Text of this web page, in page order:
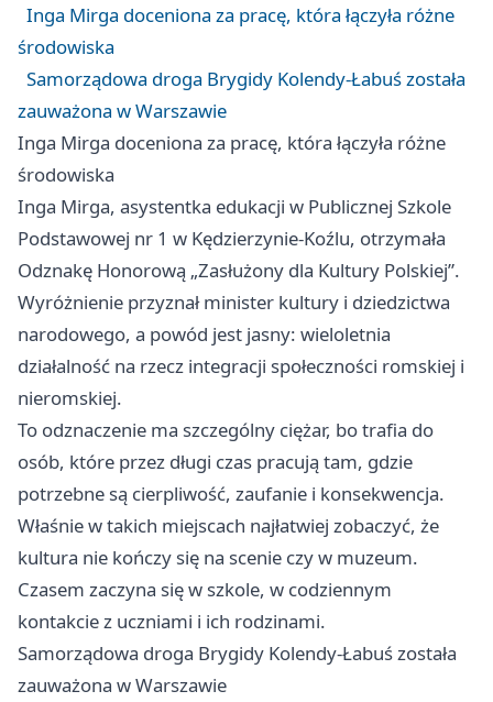
Inga Mirga doceniona za pracę, która łączyła różne
środowiska
Samorządowa droga Brygidy Kolendy-Łabuś została
zauważona w Warszawie
Inga Mirga doceniona za pracę, która łączyła różne
środowiska
Inga Mirga, asystentka edukacji w Publicznej Szkole
Podstawowej nr 1 w Kędzierzynie-Koźlu, otrzymała
Odznakę Honorową „Zasłużony dla Kultury Polskiej”.
Wyróżnienie przyznał minister kultury i dziedzictwa
narodowego, a powód jest jasny: wieloletnia
działalność na rzecz integracji społeczności romskiej i
nieromskiej.
To odznaczenie ma szczególny ciężar, bo trafia do
osób, które przez długi czas pracują tam, gdzie
potrzebne są cierpliwość, zaufanie i konsekwencja.
Właśnie w takich miejscach najłatwiej zobaczyć, że
kultura nie kończy się na scenie czy w muzeum.
Czasem zaczyna się w szkole, w codziennym
kontakcie z uczniami i ich rodzinami.
Samorządowa droga Brygidy Kolendy-Łabuś została
zauważona w Warszawie